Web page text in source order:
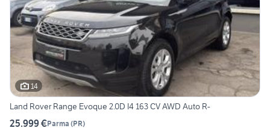
14
Land Rover Range Evoque 2.0D I4 163 CV AWD Auto R-
25.999 €Parma (PR)